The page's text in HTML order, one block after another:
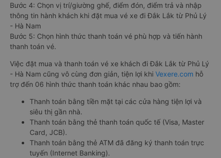
Bước 4: Chọn vị trí/giường ghế, điểm đón, điểm trả và nhập
thông tin hành khách khi đặt mua vé xe đi Đắk Lắk từ Phủ Lý
- Hà Nam
Bước 5: Chọn hình thức thanh toán vé phù hợp và tiến hành
thanh toán vé.
Việc đặt mua và thanh toán vé xe khách đi Đắk Lắk từ Phủ Lý
- Hà Nam cũng vô cùng đơn giản, tiện lợi khi Vexere.com hỗ
trợ đến 06 hình thức thanh toán khác nhau bao gồm:
Thanh toán bằng tiền mặt tại các cửa hàng tiện lợi và
siêu thị gần nhà.
Thanh toán bằng thẻ thanh toán quốc tế (Visa, Master
Card, JCB).
Thanh toán bằng thẻ ATM đã đăng ký thanh toán trực
tuyến (Internet Banking).